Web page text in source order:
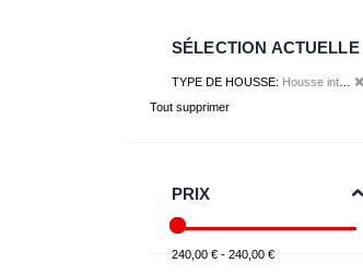
SÉLECTION ACTUELLE
TYPE DE HOUSSE Housse intérieure
Tout supprimer
PRIX
240,00 € - 240,00 €